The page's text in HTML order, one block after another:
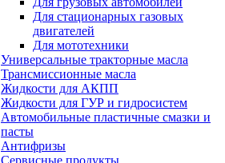
Для стационарных газовых
двигателей
Для мототехники
Универсальные тракторные масла
Трансмиссионные масла
Жидкости для АКПП
Жидкости для ГУР и гидросистем
Автомобильные пластичные смазки и
пасты
Антифризы
Сервисные продукты